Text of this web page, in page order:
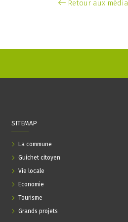
Retour aux
SITEMAP
La commune
Guichet citoyen
Vie locale
Economie
Tourisme
Grands projets